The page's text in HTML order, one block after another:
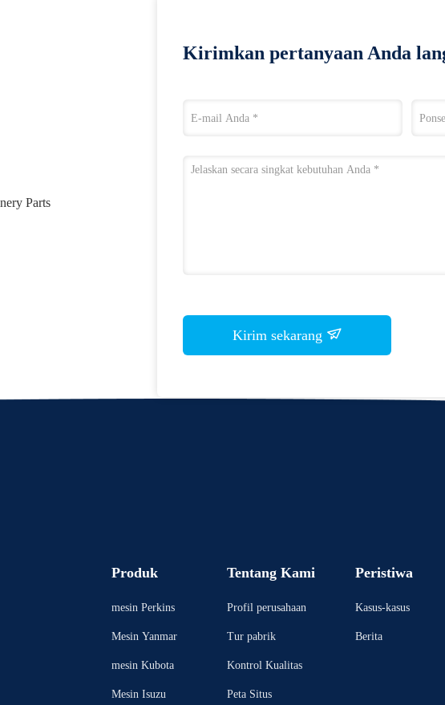
Parts
Kirimkan pertanyaan Anda
Kirim sekarang
Produk
mesin Perkins
Mesin Yanmar
mesin Kubota
Mesin Isuzu
Tentang Kami
Profil perusahaan
Tur pabrik
Kontrol Kualitas
Peta Situs
Peristiwa
Kasus-kasus
Berita